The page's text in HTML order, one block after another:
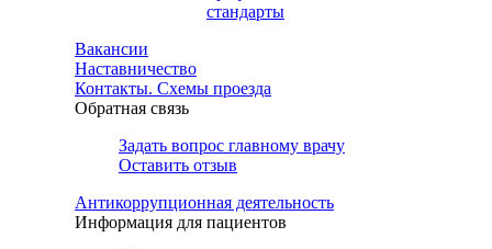
стандарты
Вакансии
Наставничество
Контакты. Схемы проезда
Обратная связь
Задать вопрос главному врачу
Оставить отзыв
Антикоррупционная деятельность
Информация для пациентов